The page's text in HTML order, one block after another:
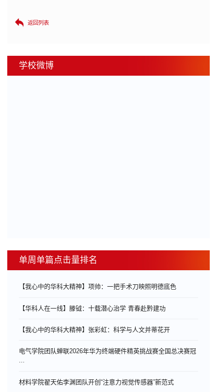
返回列表
学校微博
单周单篇点击量排名
【我心中的华科大精神】项帅：一把手术刀映照明德底色
【华科人在一线】滕钺：十载潜心治学 青春赴黔建功
【我心中的华科大精神】张彩虹：科学与人文并蒂花开
电气学院团队蝉联2026年华为终端硬件精英挑战赛全国总决赛冠
...
材料学院翟天佑李渊团队开创“注意力视觉传感器”新范式